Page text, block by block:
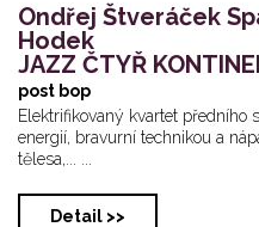
Ondřej Štveráček
Hodek
JAZZ ČTYŘ
post bop
Elektrifikovaný kvartet předního
energií, bravurní technikou a
tělesa,... ...
Detail >>